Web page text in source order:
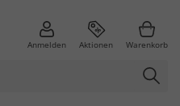
Anmelden Aktionen Warenkorb